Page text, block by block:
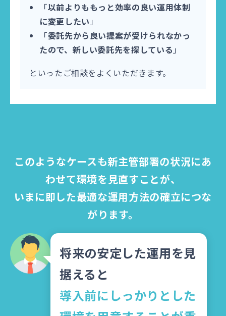
「以前よりももっと効率の良い運用体制
に変更したい 」
「委託先から良い提案が受けられなかっ
たので、 新しい委託先を探している 」
といったご相談をよくいただきます。
このようなケースも新主管部署の状況にあ
わせて環境を見直すことが、
いまに即した最適な運用方法の確立につな
がります。
将来の安定した運用を見
据えると
導入前にしっかりとした